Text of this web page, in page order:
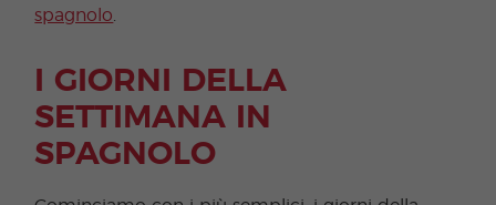
spagnolo
I GIORNI DELLA
SETTIMANA IN
SPAGNOLO